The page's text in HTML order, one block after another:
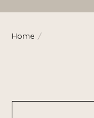
Home /